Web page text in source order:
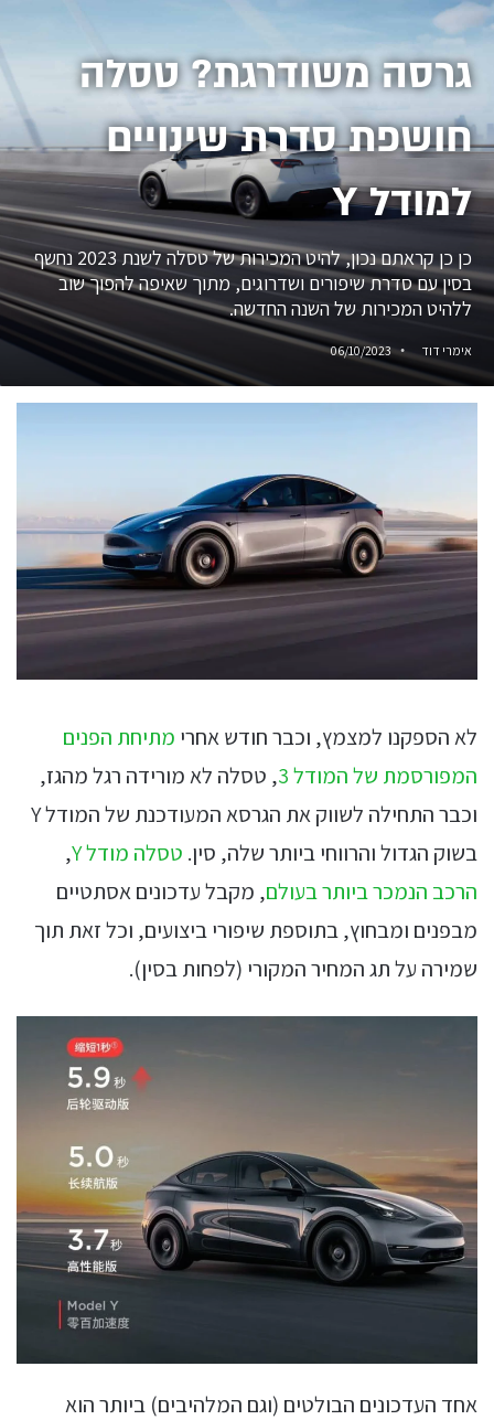
גרסה משודרגת? טסלה
חושפת סדרת שינויים
למודל Y
כן כן קראתם נכון, להיט המכירות של טסלה לשנת 2023 נחשף
בסין עם סדרת שיפורים ושדרוגים, מתוך שאיפה להפוך שוב
ללהיט המכירות של השנה החדשה.
אימרי דוד 06/10/2023
לא הספקנו למצמץ, וכבר חודש אחרי מתיחת הפנים
המפורסמת של המודל 3 , טסלה לא מורידה רגל מהגז,
וכבר התחילה לשווק את הגרסא המעודכנת של המודל Y
בשוק הגדול והרווחי ביותר שלה, סין. טסלה מודל Y ,
הרכב הנמכר ביותר בעולם, מקבל עדכונים אסתטיים
מבפנים ומבחוץ, בתוספת שיפורי ביצועים, וכל זאת תוך
שמירה על תג המחיר המקורי (לפחות בסין).
אחד העדכונים הבולטים (וגם המלהיבים) ביותר הוא